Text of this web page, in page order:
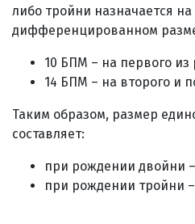
либо тройни назначается
дифференцированном
10 БПМ – на первого
14 БПМ – на второго и
Таким образом, размер
составляет:
при рождении двойни –
при рождении тройни –